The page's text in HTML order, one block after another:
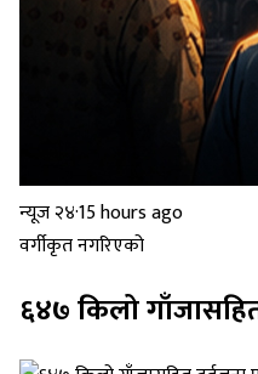
न्यूज २४·15 hours ago
वर्गीकृत नगरिएको
६४७ किलो